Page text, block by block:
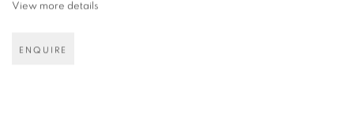
View more details
ENQUIRE